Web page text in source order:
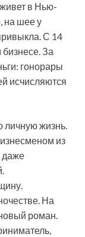
в Нью-
на шее у
С 14
бизнесе. За
гонорары
исчисляются
личную жизнь.
из
даже
На
роман.